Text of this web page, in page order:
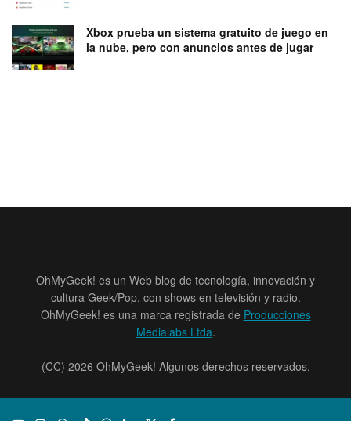
Xbox prueba un sistema gratuito de juego en
la nube, pero con anuncios antes de jugar
OhMyGeek! es un Web blog de tecnología, innovación y
cultura Geek/Pop, con shows en televisión y radio.
OhMyGeek! es una marca registrada de Producciones
Medialabs Ltda.
(CC) 2026 OhMyGeek! Algunos derechos reservados.